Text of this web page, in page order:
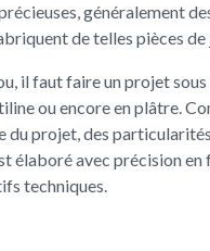
généralement
de telles pièces
il faut faire un projet sous
ou encore en plâtre.
du projet, des
élaboré avec précision
techniques.